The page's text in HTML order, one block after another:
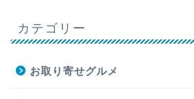
カテゴリー
お取り寄せグルメ